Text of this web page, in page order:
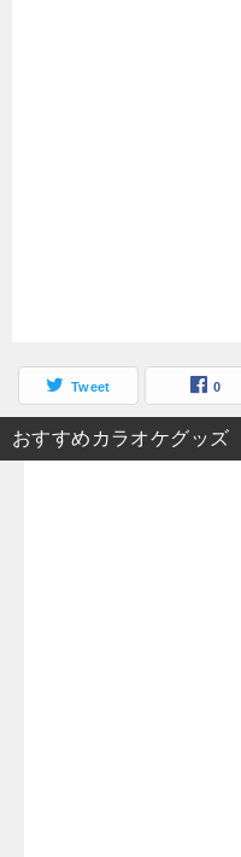
Tweet 0
おすすめカラオケグッズ